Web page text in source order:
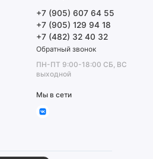
+7 (905) 607 64 55
+7 (905) 129 94 18
+7 (482) 32 40 32
Обратный звонок
ПН-ПТ 9:00-18:00 СБ, ВС
выходной
Мы в сети